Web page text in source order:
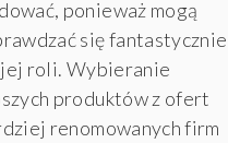
ponieważ mogą
się fantastycznie
roli. Wybieranie
produktów z ofert
renomowanych firm